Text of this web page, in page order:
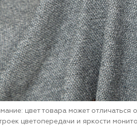
цвет товара может
цветопередачи и яркости